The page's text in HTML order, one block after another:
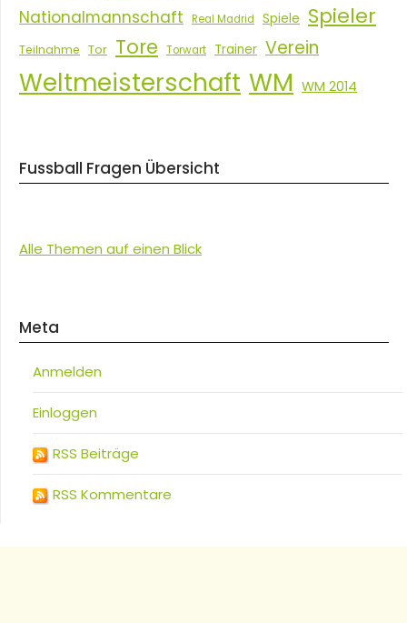
Nationalmannschaft Real Madrid Spiele Spieler
Teilnahme Tor Tore Torwart Trainer Verein
Weltmeisterschaft WM WM 2014
Fussball Fragen Übersicht
Alle Themen auf einen Blick
Meta
Anmelden
Einloggen
RSS Beiträge
RSS Kommentare